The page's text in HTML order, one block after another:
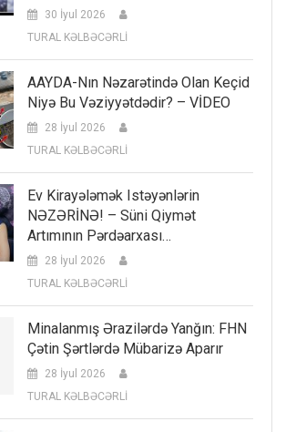
30 İyul 2026
TURAL KƏLBƏCƏRLİ
AAYDA-Nın Nəzarətində Olan Keçid
Niyə Bu Vəziyyətdədir? – VİDEO
28 İyul 2026
TURAL KƏLBƏCƏRLİ
Ev Kirayələmək Istəyənlərin
NƏZƏRİNƏ! – Süni Qiymət
Artımının Pərdəarxası…
28 İyul 2026
TURAL KƏLBƏCƏRLİ
Minalanmış Ərazilərdə Yanğın: FHN
Çətin Şərtlərdə Mübarizə Aparır
28 İyul 2026
TURAL KƏLBƏCƏRLİ